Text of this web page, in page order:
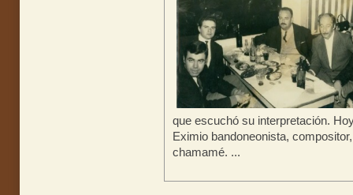
que escuchó su interpretación.
Eximio bandoneonista,
chamamé. ...